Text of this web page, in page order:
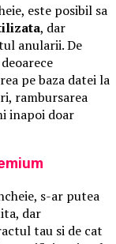
este posibil sa
, dar
anularii. De
pe baza datei la
rambursarea
inapoi doar
s-ar putea
dar
tau si de cat